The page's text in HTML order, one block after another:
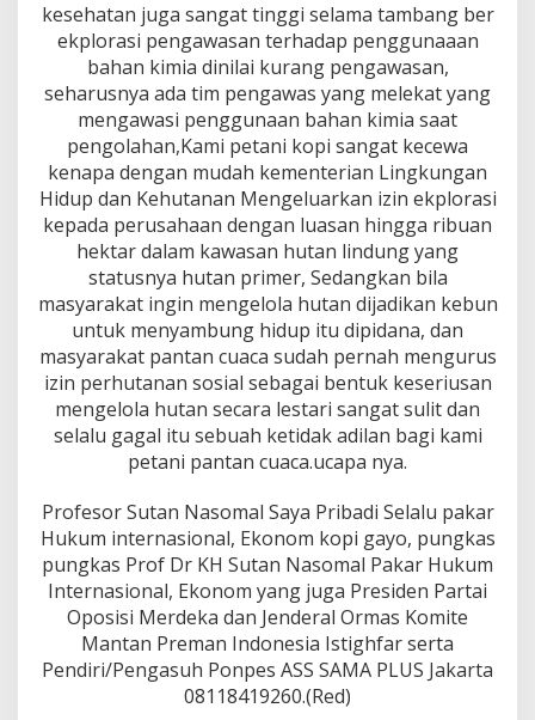
kesehatan juga sangat tinggi selama tambang ber
ekplorasi pengawasan terhadap penggunaaan
bahan kimia dinilai kurang pengawasan,
seharusnya ada tim pengawas yang melekat yang
mengawasi penggunaan bahan kimia saat
pengolahan,Kami petani kopi sangat kecewa
kenapa dengan mudah kementerian Lingkungan
Hidup dan Kehutanan Mengeluarkan izin ekplorasi
kepada perusahaan dengan luasan hingga ribuan
hektar dalam kawasan hutan lindung yang
statusnya hutan primer, Sedangkan bila
masyarakat ingin mengelola hutan dijadikan kebun
untuk menyambung hidup itu dipidana, dan
masyarakat pantan cuaca sudah pernah mengurus
izin perhutanan sosial sebagai bentuk keseriusan
mengelola hutan secara lestari sangat sulit dan
selalu gagal itu sebuah ketidak adilan bagi kami
petani pantan cuaca.ucapa nya.
Profesor Sutan Nasomal Saya Pribadi Selalu pakar
Hukum internasional, Ekonom kopi gayo, pungkas
pungkas Prof Dr KH Sutan Nasomal Pakar Hukum
Internasional, Ekonom yang juga Presiden Partai
Oposisi Merdeka dan Jenderal Ormas Komite
Mantan Preman Indonesia Istighfar serta
Pendiri/Pengasuh Ponpes ASS SAMA PLUS Jakarta
08118419260.(Red)